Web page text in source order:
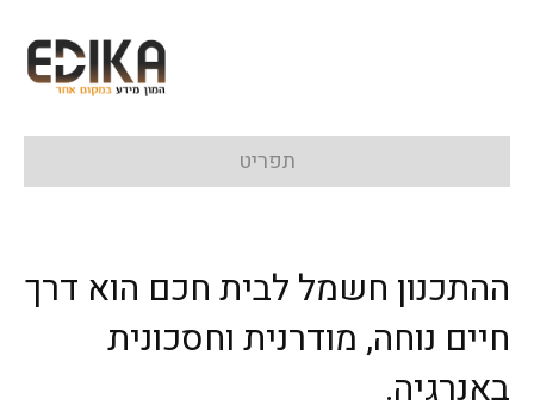
תפריט
ההתכנון חשמל לבית חכם הוא דרך
חיים נוחה, מודרנית וחסכונית
באנרגיה.